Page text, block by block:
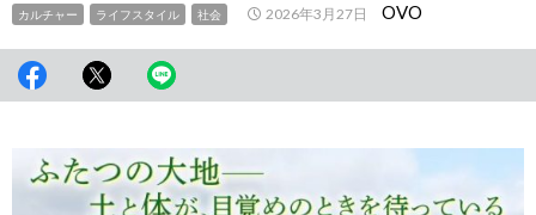
カルチャー ライフスタイル 社会 2026年3月27日 OVO